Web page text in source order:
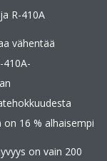
R-410A
vähentää
16 % alhaisempi
on vain 200